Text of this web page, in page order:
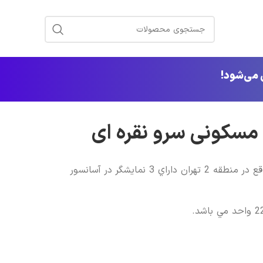
مسکونی سرو نقره ای
مجتمع مسکوني سرو نقره اي واقع در منطقه 2 تهران داراي 3 نمايشگر در آسانسور